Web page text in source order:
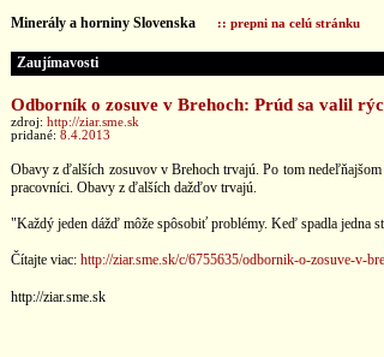
Minerály a horniny Slovenska :: prepni na celú stránku
Zaujímavosti
Odborník o zosuve v Brehoch: Prúd sa valil
zdroj: http://ziar.sme.sk
pridané: 8.4.2013
Obavy z ďalších zosuvov v Brehoch trvajú. Po tom
pracovníci. Obavy z ďalších dažďov trvajú.
"Každý jeden dážď môže spôsobiť problémy. Keď spadla jedna
Čítajte viac: http://ziar.sme.sk/c/6755635/odbornik-o-zosuve-v-
http://ziar.sme.sk